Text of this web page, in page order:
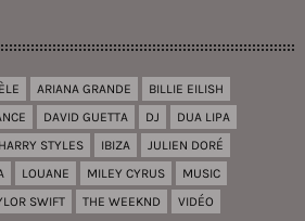
ARIANA GRANDE
BILLIE EILISH
DAVID GUETTA DJ
DUA LIPA
HARRY STYLES IBIZA
JULIEN DORÉ
LOUANE MILEY CYRUS
MUSIC
SWIFT THE WEEKND VIDÉO